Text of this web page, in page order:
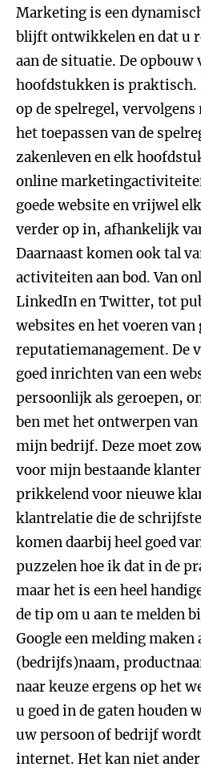
Marketing is een
blijft ontwikkelen en dat u
aan de situatie. De opbouw
hoofdstukken is praktisch.
op de spelregel,
het toepassen van de
zakenleven en elk
online
goede website en vrijwel
verder op in, afhankelijk
Daarnaast komen ook tal
activiteiten aan bod. Van
LinkedIn en Twitter, tot
websites en het voeren van
reputatiemanagement. De
goed inrichten van een
persoonlijk als geroepen,
ben met het ontwerpen
mijn bedrijf. Deze moet
voor mijn bestaande
prikkelend voor nieuwe
klantrelatie die de
komen daarbij heel goed
puzzelen hoe ik dat in de
maar het is een heel
de tip om u aan te melden
Google een melding
(bedrijfs)naam,
naar keuze ergens op het
u goed in de gaten houden
uw persoon of bedrijf
internet. Het kan niet